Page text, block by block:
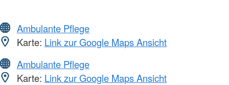
Ambulante Pflege
Karte: Link zur Google Maps Ansicht
Ambulante Pflege
Karte: Link zur Google Maps Ansicht